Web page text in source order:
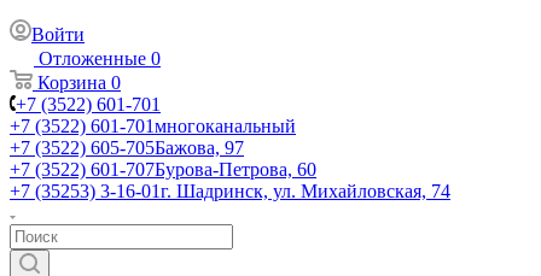
Войти
Отложенные 0
Корзина 0
+7 (3522) 601-701
+7 (3522) 601-701многоканальный
+7 (3522) 605-705Бажова, 97
+7 (3522) 601-707Бурова-Петрова, 60
+7 (35253) 3-16-01г. Шадринск, ул. Михайловская, 74